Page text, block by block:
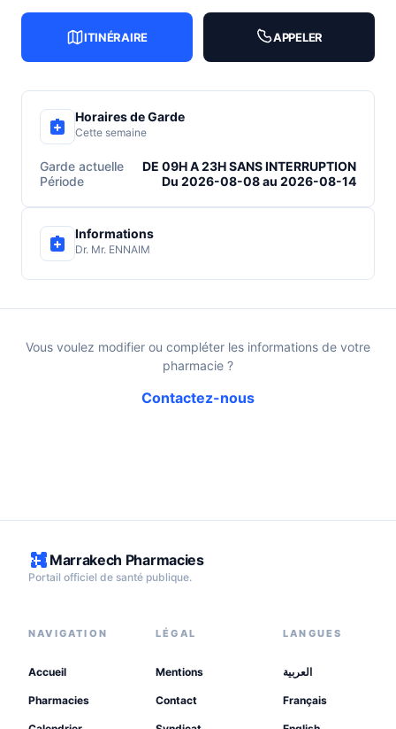
ITINÉRAIRE APPELER
Horaires de Garde
Cette semaine
Garde actuelle
DE 09H A 23H SANS INTERRUPTION
Période
Du 2026-08-08 au 2026-08-14
Informations
Dr. Mr. ENNAIM
Vous voulez modifier ou compléter les informations de votre
pharmacie ?
Contactez-nous
Marrakech Pharmacies
Portail officiel de santé publique.
NAVIGATION
Accueil
Pharmacies
LÉGAL
Mentions
Contact
LANGUES
العربية
Français